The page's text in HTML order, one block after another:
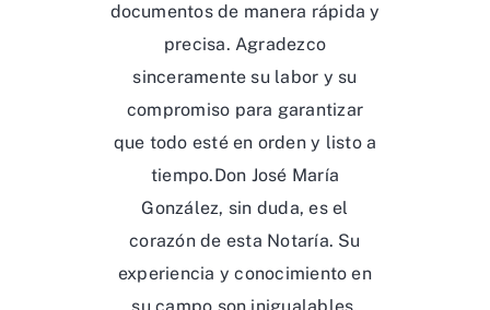
documentos de manera rápida y
precisa. Agradezco
sinceramente su labor y su
compromiso para garantizar
que todo esté en orden y listo a
tiempo.Don José María
González, sin duda, es el
corazón de esta Notaría. Su
experiencia y conocimiento en